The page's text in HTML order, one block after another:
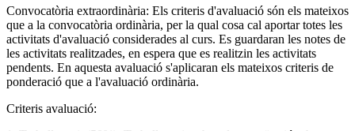
Convocatòria extraordinària: Els criteris d'avaluació són els mateixos
que a la convocatòria ordinària, per la qual cosa cal aportar totes les
activitats d'avaluació considerades al curs. Es guardaran les notes de
les activitats realitzades, en espera que es realitzin les activitats
pendents. En aquesta avaluació s'aplicaran els mateixos criteris de
ponderació que a l'avaluació ordinària.
Criteris avaluació: